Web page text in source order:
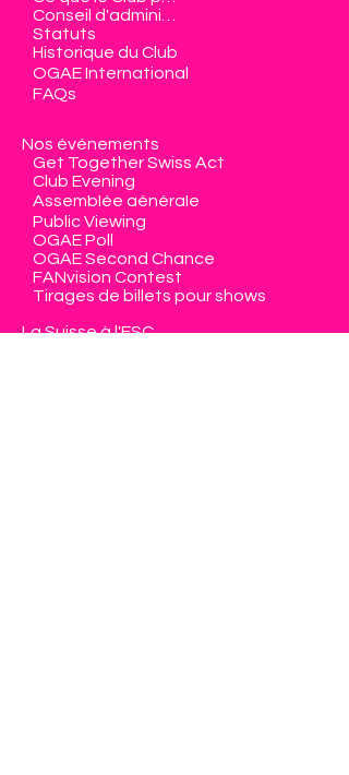
Statuts
Historique du Club
OGAE International
FAQs
Nos événements
Get Together Swiss Act
Club Evening
Assemblée générale
Public Viewing
OGAE Poll
OGAE Second Chance
FANvision Contest
Tirages de billets pour shows
La Suisse à l'ESC